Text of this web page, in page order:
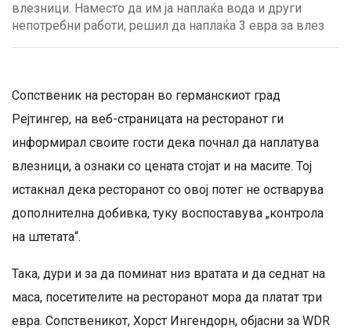
влезници. Наместо да им ја наплаќа вода и други
непотребни работи, решил да наплаќа 3 евра за влез
Сопственик на ресторан во германскиот град
Рејтингер, на веб-страницата на ресторанот ги
информирал своите гости дека почнал да наплатува
влезници, а ознаки со цената стојат и на масите. Тој
истакнал дека ресторанот со овој потег не остварува
дополнителна добивка, туку воспоставува „контрола
на штетата“.
Така, дури и за да поминат низ вратата и да седнат на
маса, посетителите на ресторанот мора да платат три
евра. Сопственикот, Хорст Ингендорн, објасни за WDR